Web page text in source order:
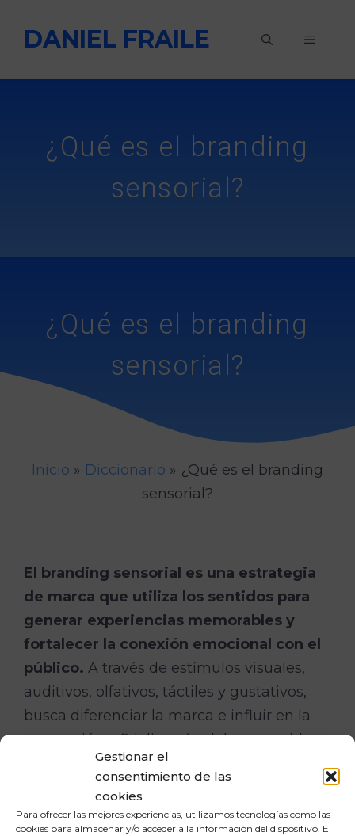
Gestionar el
consentimiento de las
cookies
Para ofrecer las mejores experiencias, utilizamos tecnologías como las
cookies para almacenar y/o acceder a la información del dispositivo. El
DANIEL FRAILE MENÚ
¿Qué es el branding
sensorial?
¿Qué es el branding
sensorial?
Inicio » Diccionario » ¿Qué es el branding
sensorial?
El branding sensorial es una estrategia
de marca que utiliza los sentidos para
generar experiencias memorables y
fortalecer la conexión emocional con el
público. A través de estímulos visuales,
auditivos, olfativos, táctiles y gustativos,
busca diferenciar la marca e influir en la
percepción y fidelización del consumidor.